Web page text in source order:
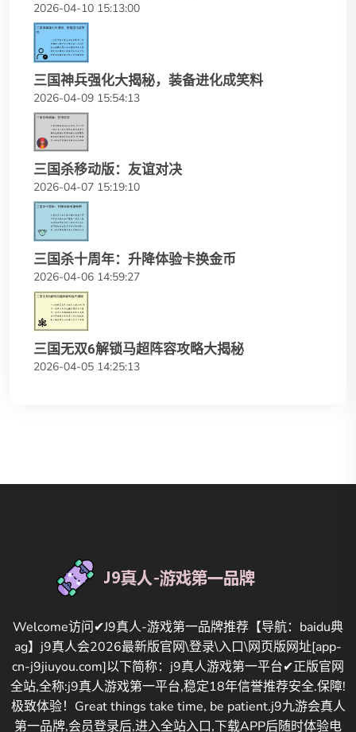
2026-04-10 15:13:00
三国神兵强化大揭秘，装备进化成笑料
2026-04-09 15:54:13
三国杀移动版：友谊对决
2026-04-07 15:19:10
三国杀十周年：升降体验卡换金币
2026-04-06 14:59:27
三国无双6解锁马超阵容攻略大揭秘
2026-04-05 14:25:13
Welcome访问✔J9真人-游戏第一品牌推荐【导航：baidu典
ag】j9真人会2026最新版官网\登录\入口\网页版网址[app-
cn-j9jiuyou.com]以下简称：j9真人游戏第一平台✔正版官网
全站,全称:j9真人游戏第一平台,稳定18年信誉推荐安全.保障!
极致体验！Great things take time, be patient.j9九游会真人
第一品牌,会员登录后,进入全站入口,下载APP后随时体验电